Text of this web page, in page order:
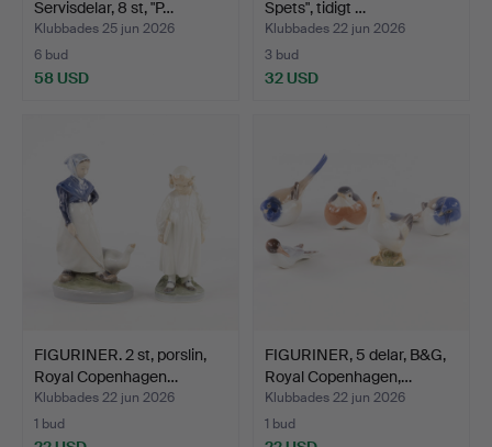
Servisdelar, 8 st, "P…
Klubbades 25 jun 2026
6 bud
58 USD
Spets", tidigt …
Klubbades 22 jun 2026
3 bud
32 USD
FIGURINER. 2 st, porslin,
Royal Copenhagen…
Klubbades 22 jun 2026
1 bud
FIGURINER, 5 delar, B&G,
Royal Copenhagen,…
Klubbades 22 jun 2026
1 bud